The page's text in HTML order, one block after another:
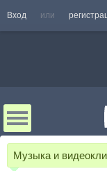
Вход или
Музыка и